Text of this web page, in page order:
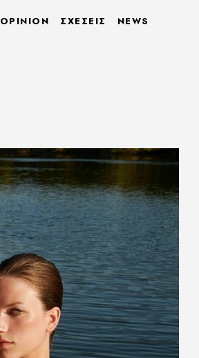
OPINION ΣΧΕΣΕΙΣ NEWS